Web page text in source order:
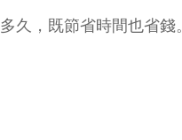
久，既節省時間也省錢。